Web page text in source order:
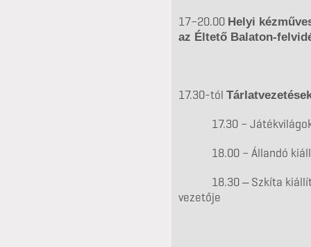
17–20.00 Helyi
az Éltető Balaton-
17.30-tól
17.30 – Játékvilágok
18.00 – Állandó
18.30 ‒ Szkíta
vezetője